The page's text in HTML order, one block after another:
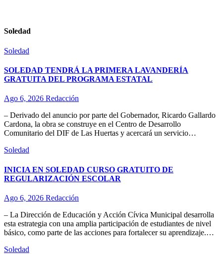
Soledad
Soledad
SOLEDAD TENDRÁ LA PRIMERA LAVANDERÍA
GRATUITA DEL PROGRAMA ESTATAL
Ago 6, 2026 Redacción
– Derivado del anuncio por parte del Gobernador, Ricardo Gallardo
Cardona, la obra se construye en el Centro de Desarrollo
Comunitario del DIF de Las Huertas y acercará un servicio…
Soledad
INICIA EN SOLEDAD CURSO GRATUITO DE
REGULARIZACIÓN ESCOLAR
Ago 6, 2026 Redacción
– La Dirección de Educación y Acción Cívica Municipal desarrolla
esta estrategia con una amplia participación de estudiantes de nivel
básico, como parte de las acciones para fortalecer su aprendizaje.…
Soledad